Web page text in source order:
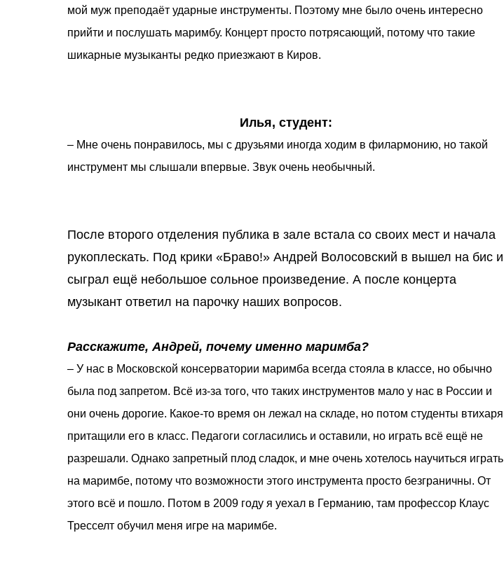
мой муж преподаёт ударные инструменты. Поэтому мне было очень интересно
прийти и послушать маримбу. Концерт просто потрясающий, потому что такие
шикарные музыканты редко приезжают в Киров.
Илья, студент:
– Мне очень понравилось, мы с друзьями иногда ходим в филармонию, но такой
инструмент мы слышали впервые. Звук очень необычный.
После второго отделения публика в зале встала со своих мест и начала
рукоплескать. Под крики «Браво!» Андрей Волосовский в вышел на бис и
сыграл ещё небольшое сольное произведение. А после концерта
музыкант ответил на парочку наших вопросов.
Расскажите, Андрей, почему именно маримба?
– У нас в Московской консерватории маримба всегда стояла в классе, но обычно
была под запретом. Всё из-за того, что таких инструментов мало у нас в России и
они очень дорогие. Какое-то время он лежал на складе, но потом студенты втихаря
притащили его в класс. Педагоги согласились и оставили, но играть всё ещё не
разрешали. Однако запретный плод сладок, и мне очень хотелось научиться играть
на маримбе, потому что возможности этого инструмента просто безграничны. От
этого всё и пошло. Потом в 2009 году я уехал в Германию, там профессор Клаус
Тресселт обучил меня игре на маримбе.